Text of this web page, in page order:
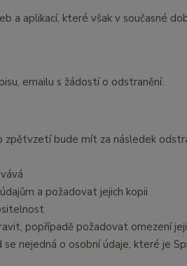
a aplikací, které však v současné
emailu s žádostí o odstranění.
bude mít za následek
a požadovat jejich kopii
popřípadě požadovat omezení
nejedná o osobní údaje, které je